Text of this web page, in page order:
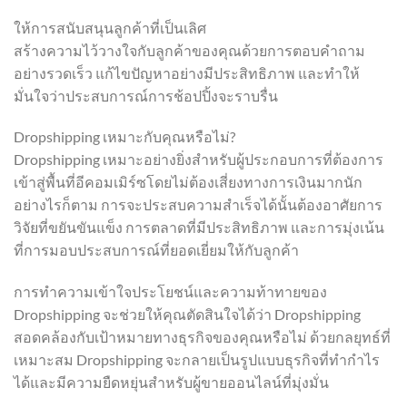
ให้การสนับสนุนลูกค้าที่เป็นเลิศ
สร้างความไว้วางใจกับลูกค้าของคุณด้วยการตอบคำถาม
อย่างรวดเร็ว แก้ไขปัญหาอย่างมีประสิทธิภาพ และทำให้
มั่นใจว่าประสบการณ์การช้อปปิ้งจะราบรื่น
Dropshipping เหมาะกับคุณหรือไม่?
Dropshipping เหมาะอย่างยิ่งสำหรับผู้ประกอบการที่ต้องการ
เข้าสู่พื้นที่อีคอมเมิร์ซโดยไม่ต้องเสี่ยงทางการเงินมากนัก
อย่างไรก็ตาม การจะประสบความสำเร็จได้นั้นต้องอาศัยการ
วิจัยที่ขยันขันแข็ง การตลาดที่มีประสิทธิภาพ และการมุ่งเน้น
ที่การมอบประสบการณ์ที่ยอดเยี่ยมให้กับลูกค้า
การทำความเข้าใจประโยชน์และความท้าทายของ
Dropshipping จะช่วยให้คุณตัดสินใจได้ว่า Dropshipping
สอดคล้องกับเป้าหมายทางธุรกิจของคุณหรือไม่ ด้วยกลยุทธ์ที่
เหมาะสม Dropshipping จะกลายเป็นรูปแบบธุรกิจที่ทำกำไร
ได้และมีความยืดหยุ่นสำหรับผู้ขายออนไลน์ที่มุ่งมั่น